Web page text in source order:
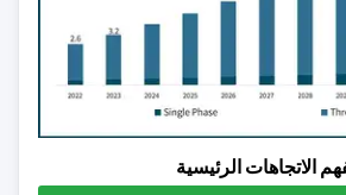
الاتجاهات الرئيسية